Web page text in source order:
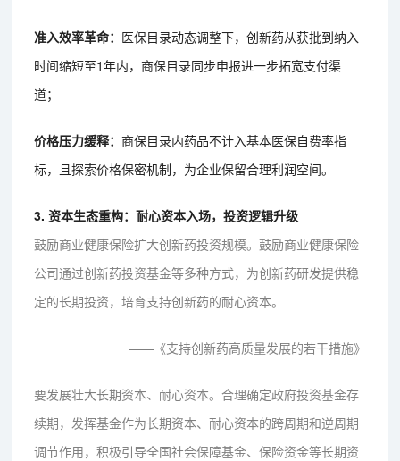
准入效率革命： 医保目录动态调整下，创新药从获批到纳入
时间缩短至1年内，商保目录同步申报进一步拓宽支付渠
道；
价格压力缓释：商保目录内药品不计入基本医保自费率指
标，且探索价格保密机制，为企业保留合理利润空间。
3. 资本生态重构：耐心资本入场，投资逻辑升级
鼓励商业健康保险扩大创新药投资规模。鼓励商业健康保险
公司通过创新药投资基金等多种方式，为创新药研发提供稳
定的长期投资，培育支持创新药的耐心资本。
——《支持创新药高质量发展的若干措施》
要发展壮大长期资本、耐心资本。合理确定政府投资基金存
续期，发挥基金作为长期资本、耐心资本的跨周期和逆周期
调节作用，积极引导全国社会保障基金、保险资金等长期资